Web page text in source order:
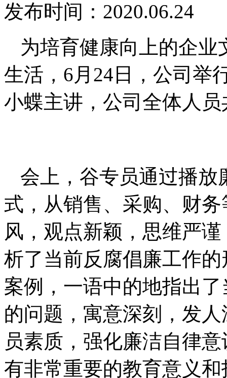
发布时间：2020.06.24
为培育健康向上的企
生活，6月 24 日，公司举
小蝶主讲，公司全体人员
会上，谷专员通过播放
式，从销售、采购、财
风，观点新颖，思维严
析了当前反腐倡廉工作
案例，一语中的地指出
的问题，寓意深刻，发
员素质，强化廉洁自律
有非常重要的教育意义